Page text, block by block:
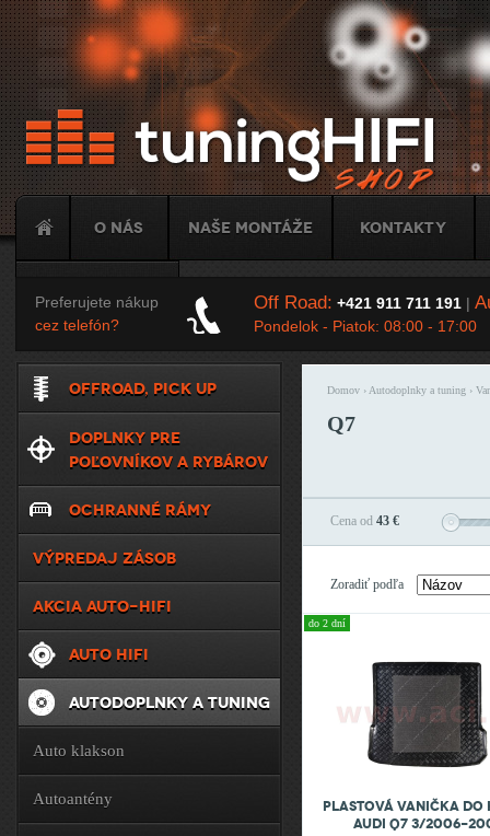
O nás Naše montáže Kontakty
Tuning
Preferujete nákup
cez telefón?
Off Road: +421 911 711 191|
Pondelok - Piatok: 08:00 - 17:00
Domov› Autodoplnky a tuning ›
Q7
Cena od 43 €
Zoradiť podľa
do 2 dní
Plastová vanička
Audi Q7 3/2006-
OFFROAD, PICK UP
DOPLNKY PRE
POĽOVNÍKOV A RYBÁROV
OCHRANNÉ RÁMY
VÝPREDAJ ZÁSOB
AKCIA AUTO-HIFI
AUTO HIFI
AUTODOPLNKY A TUNING
Auto klakson
Autoantény